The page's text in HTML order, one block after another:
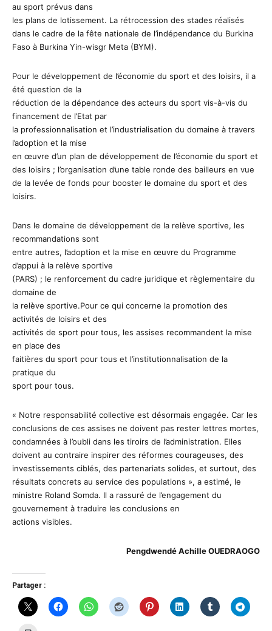
au sport prévus dans
les plans de lotissement. La rétrocession des stades réalisés
dans le cadre de la fête nationale de l’indépendance du Burkina
Faso à Burkina Yin-wisgr Meta (BYM).
Pour le développement de l’économie du sport et des loisirs, il a
été question de la
réduction de la dépendance des acteurs du sport vis-à-vis du
financement de l’Etat par
la professionnalisation et l’industrialisation du domaine à travers
l’adoption et la mise
en œuvre d’un plan de développement de l’économie du sport et
des loisirs ; l’organisation d’une table ronde des bailleurs en vue
de la levée de fonds pour booster le domaine du sport et des
loisirs.
Dans le domaine de développement de la relève sportive, les
recommandations sont
entre autres, l’adoption et la mise en œuvre du Programme
d’appui à la relève sportive
(PARS) ; le renforcement du cadre juridique et règlementaire du
domaine de
la relève sportive.Pour ce qui concerne la promotion des
activités de loisirs et des
activités de sport pour tous, les assises recommandent la mise
en place des
faitières du sport pour tous et l’institutionnalisation de la
pratique du
sport pour tous.
« Notre responsabilité collective est désormais engagée. Car les
conclusions de ces assises ne doivent pas rester lettres mortes,
condamnées à l’oubli dans les tiroirs de l’administration. Elles
doivent au contraire inspirer des réformes courageuses, des
investissements ciblés, des partenariats solides, et surtout, des
résultats concrets au service des populations », a estimé, le
ministre Roland Somda. Il a rassuré de l’engagement du
gouvernement à traduire les conclusions en
actions visibles.
Pengdwendé Achille OUEDRAOGO
Partager :